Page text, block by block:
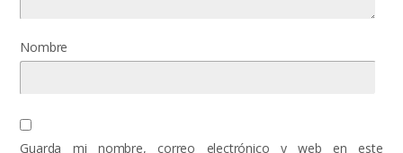
Nombre
Guarda mi nombre, correo electrónico y web en este